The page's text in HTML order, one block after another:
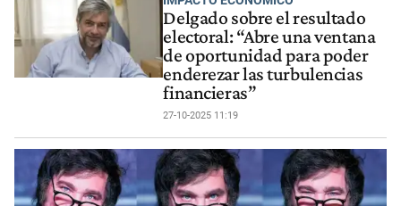
Delgado sobre el resultado
electoral: “Abre una ventana
de oportunidad para poder
enderezar las turbulencias
financieras”
27-10-2025 11:19